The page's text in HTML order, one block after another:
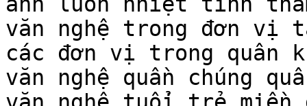
văn nghệ trong đơn vị
các đơn vị trong quân
văn nghệ quần chúng